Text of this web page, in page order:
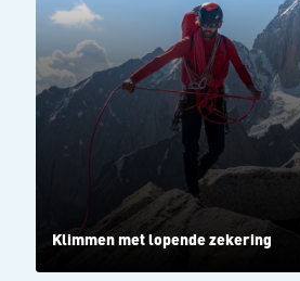
Klimmen met lopende zekering